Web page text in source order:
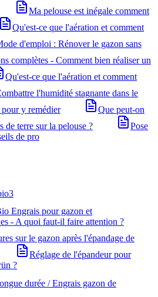
Ma pelouse est inégale comment
Qu'est-ce que l'aération et comment
d'emploi : Rénover le gazon sans
complètes - Comment bien réaliser un
Qu'est-ce que l'aération et comment
l'humidité stagnante dans le
pour y remédier
Que peut-on
de terre sur la pelouse ?
Pose
de pro
3
Engrais pour gazon et
- A quoi faut-il faire attention ?
sur le gazon après l'épandage de
Réglage de l'épandeur pour
?
durée / Engrais gazon de